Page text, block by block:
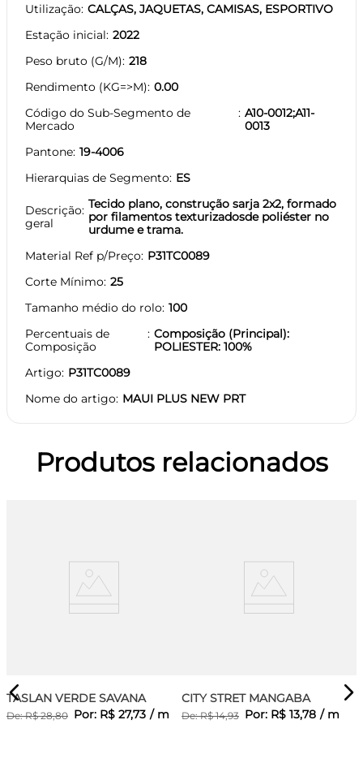
Utilização CALÇAS, JAQUETAS, CAMISAS, ESPORTIVO
Estação inicial 2022
Peso bruto (G/M) 218
Rendimento (KG=>M) 0.00
Código do Sub-Segmento de
Mercado
A10-0012;A11-
0013
Pantone 19-4006
Hierarquias de Segmento ES
Descrição
geral
Tecido plano, construção sarja 2x2, formado
por filamentos texturizadosde poliéster no
urdume e trama.
Material Ref p/Preço P31TC0089
Corte Mínimo 25
Tamanho médio do rolo 100
Percentuais de
Composição
Composição (Principal):
POLIESTER: 100%
Artigo P31TC0089
Nome do artigo MAUI PLUS NEW PRT
Produtos relacionados
TASLAN VERDE SAVANA
De:R$ 28,80 Por: R$ 27,73 / m
CITY STRET MANGABA
De:R$ 14,93 Por: R$ 13,78 / m